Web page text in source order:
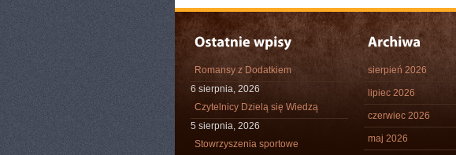
Romansy z Dodatkiem
6 sierpnia, 2026
Czytelnicy Dzielą się Wiedzą
5 sierpnia, 2026
Stowrzyszenia sportowe
sierpień 2026
lipiec 2026
czerwiec 2026
maj 2026